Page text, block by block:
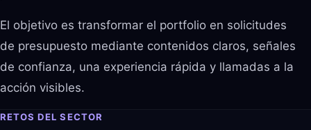
El objetivo es transformar el portfolio en solicitudes
de presupuesto mediante contenidos claros, señales
de confianza, una experiencia rápida y llamadas a la
acción visibles.
RETOS DEL SECTOR